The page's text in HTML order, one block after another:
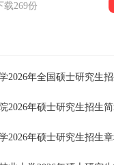
载269份
2026年硕士研究生招生
2026年硕士研究生招生